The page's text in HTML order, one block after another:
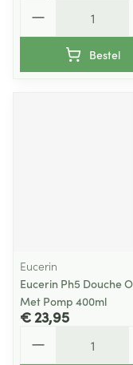
Bestel
Eucerin
Eucerin Ph5 Douche
Met Pomp 400ml
€ 23,95